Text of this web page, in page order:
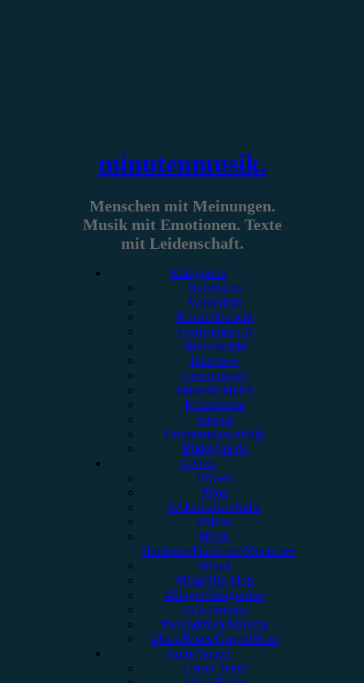
minutenmusik.
Menschen mit Meinungen.
Musik mit Emotionen. Texte
mit Leidenschaft.
Kategorien
Rezension
Vorbericht
Konzertbericht
Festivalbericht
Showbericht
Interview
Gewinnspiel
Jahresrückblick
Kommentar
Special
Erinnerungswürdig
Bildergalerie
Genres
#Rock
#Pop
#Alternative/Indie
#Metal
#Post-
Hardcore/Hardcore/Metalcore
#Punk
#Rap/Hip-Hop
#Singer/Songwriter
#Electronica
#Soundtrack/Musical
#Jazz/Blues/Gospel/Soul
Autor*innen
Unser Team